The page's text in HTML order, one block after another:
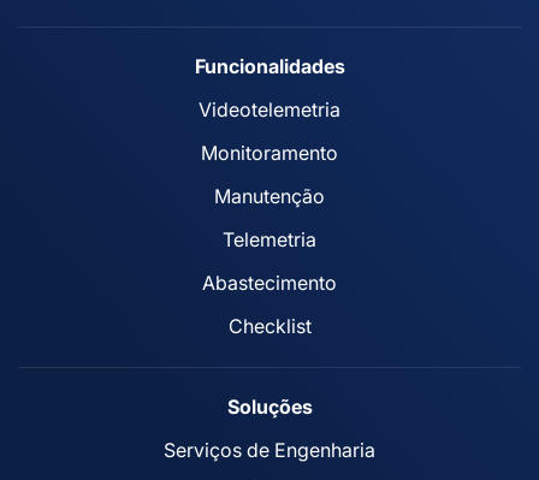
Funcionalidades
Videotelemetria
Monitoramento
Manutenção
Telemetria
Abastecimento
Checklist
Soluções
Serviços de Engenharia